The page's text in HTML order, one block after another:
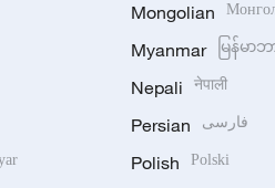
Mongolian
Myanmar မြန်မာ
Nepali नेपाली
Persian فارسی
Polish Polski